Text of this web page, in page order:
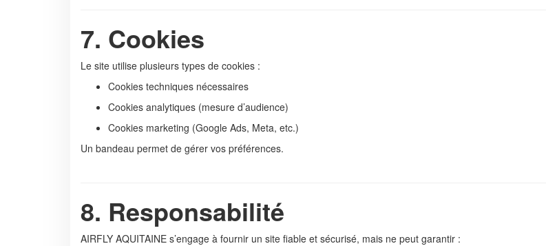
7. Cookies
Le site utilise plusieurs types de cookies :
Cookies techniques nécessaires
Cookies analytiques (mesure d’audience)
Cookies marketing (Google Ads, Meta, etc.)
Un bandeau permet de gérer vos préférences.
8. Responsabilité
AIRFLY AQUITAINE s’engage à fournir un site fiable et sécurisé, mais ne peut garantir :